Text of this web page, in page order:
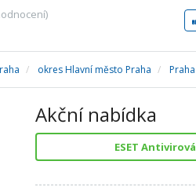
okres Hlavní město Praha Praha
Akční nabídka
ESET